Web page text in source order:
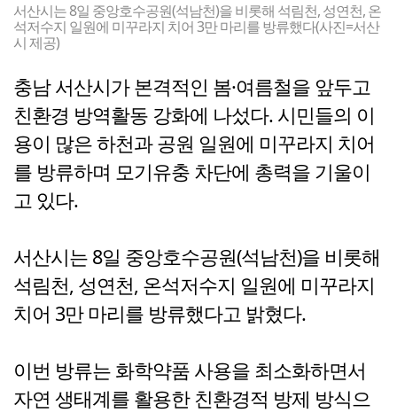
서산시는 8일 중앙호수공원(석남천)을 비롯해 석림천, 성연천, 온
석저수지 일원에 미꾸라지 치어 3만 마리를 방류했다(사진=서산
시 제공)
충남 서산시가 본격적인 봄·여름철을 앞두고
친환경 방역활동 강화에 나섰다. 시민들의 이
용이 많은 하천과 공원 일원에 미꾸라지 치어
를 방류하며 모기유충 차단에 총력을 기울이
고 있다.
서산시는 8일 중앙호수공원(석남천)을 비롯해
석림천, 성연천, 온석저수지 일원에 미꾸라지
치어 3만 마리를 방류했다고 밝혔다.
이번 방류는 화학약품 사용을 최소화하면서
자연 생태계를 활용한 친환경적 방제 방식으